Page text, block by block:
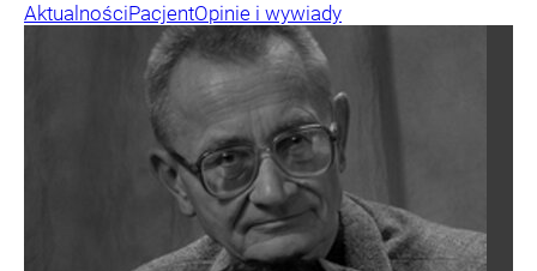
AktualnościPacjentOpinie i wywiady